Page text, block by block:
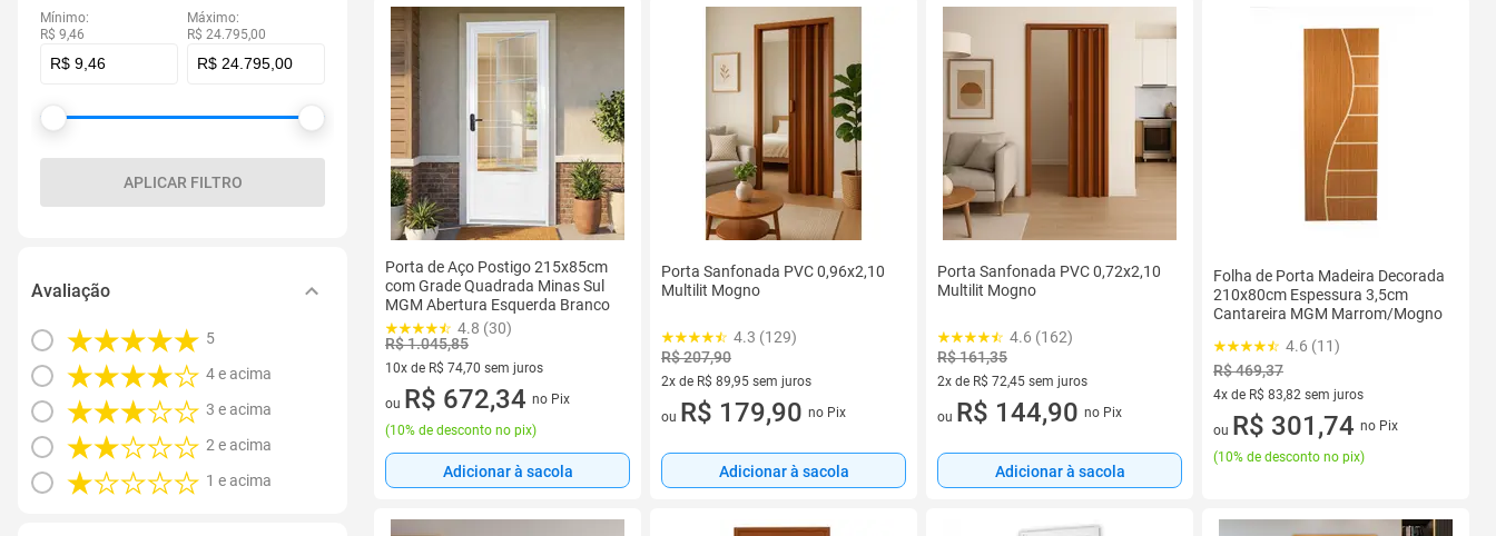
Mínimo:
R$ 9,46
Máximo:
R$ 24.795,00
APLICAR FILTRO
Avaliação
5
4 e acima
3 e acima
2 e acima
1 e acima
Porta de Aço Postigo 215x85cm
com Grade Quadrada Minas Sul
MGM Abertura Esquerda Branco
4.8 (30)
R$ 1.045,85
10x de R$ 74,70 sem juros
10 vez de R$ 74,70 sem juros
ou R$ 672,34 no Pix
(10% de desconto no pix)
Adicionar à sacola
Porta Sanfonada PVC 0,96x2,10
Multilit Mogno
4.3 (129)
R$ 207,90
2x de R$ 89,95 sem juros
2 vez de R$ 89,95 sem juros
ou R$ 179,90 no Pix
Adicionar à sacola
Porta Sanfonada PVC 0,72x2,10
Multilit Mogno
4.6 (162)
R$ 161,35
2x de R$ 72,45 sem juros
2 vez de R$ 72,45 sem juros
ou R$ 144,90 no Pix
Adicionar à sacola
Folha de Porta Madeira Decorada
210x80cm Espessura 3,5cm
Cantareira MGM Marrom/Mogno
4.6 (11)
R$ 469,37
4x de R$ 83,82 sem juros
4 vez de R$ 83,82 sem juros
ou R$ 301,74 no Pix
(10% de desconto no pix)